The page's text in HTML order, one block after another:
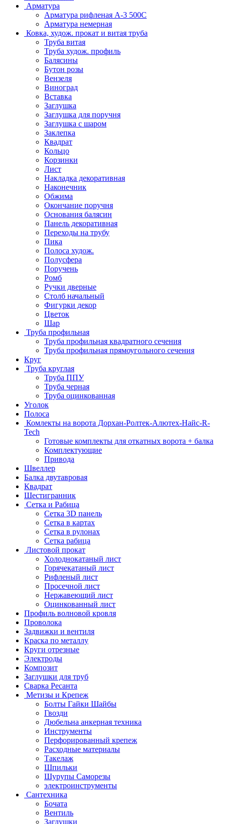
Арматура
Арматура рифленая А-3 500С
Арматура немерная
Ковка, худож. прокат и витая труба
Труба витая
Труба худож. профиль
Балясины
Бутон розы
Вензеля
Виноград
Вставка
Заглушка
Заглушка для поручня
Заглушка с шаром
Заклепка
Квадрат
Кольцо
Корзинки
Лист
Накладка декоративная
Наконечник
Обжима
Окончание поручня
Основания балясин
Панель декоративная
Переходы на трубу
Пика
Полоса худож.
Полусфера
Поручень
Ромб
Ручки дверные
Столб начальный
Фигурки декор
Цветок
Шар
Труба профильная
Труба профильная квадратного сечения
Труба профильная прямоугольного сечения
Круг
Труба круглая
Труба ППУ
Труба черная
Труба оцинкованная
Уголок
Полоса
Комлекты на ворота Дорхан-Ролтек-Алютех-Найс-R-
Tech
Готовые комплекты для откатных ворота + балка
Комплектующие
Привода
Швеллер
Балка двутавровая
Квадрат
Шестигранник
Сетка и Рабица
Сетка 3D панель
Сетка в картах
Сетка в рулонах
Сетка рабица
Листовой прокат
Холоднокатаный лист
Горячекатаный лист
Рифленый лист
Просечной лист
Нержавеющий лист
Оцинкованный лист
Профиль волновой кровля
Проволока
Задвижки и вентиля
Краска по металлу
Круги отрезные
Электроды
Композит
Заглушки для труб
Сварка Ресанта
Метизы и Крепеж
Болты Гайки Шайбы
Гвозди
Дюбельна анкерная техника
Инструменты
Перфорированный крепеж
Расходные материалы
Такелаж
Шпильки
Шурупы Саморезы
электроинструменты
Сантехника
Бочата
Вентиль
Заглушки